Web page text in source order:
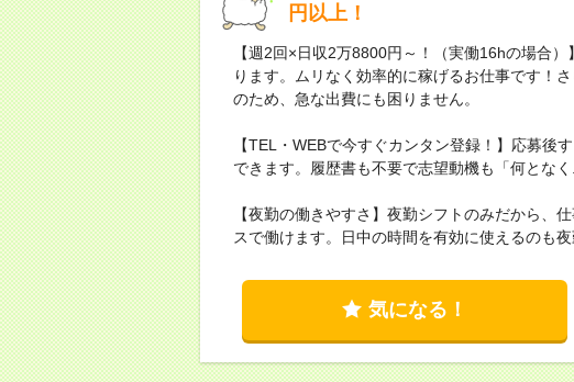
円以上！
【週2回×日収2万8800円～！（実働16hの場合
ります。ムリなく効率的に稼げるお仕事です！
のため、急な出費にも困りません。
【TEL・WEBで今すぐカンタン登録！】応募後
できます。履歴書も不要で志望動機も「何となく
【夜勤の働きやすさ】夜勤シフトのみだから、
スで働けます。日中の時間を有効に使えるのも夜
気になる！